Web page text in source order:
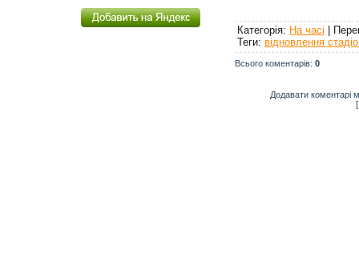
Категорія: На часі |
Теги: відновлення
Всього коментарів: 0
Додавати коментарі